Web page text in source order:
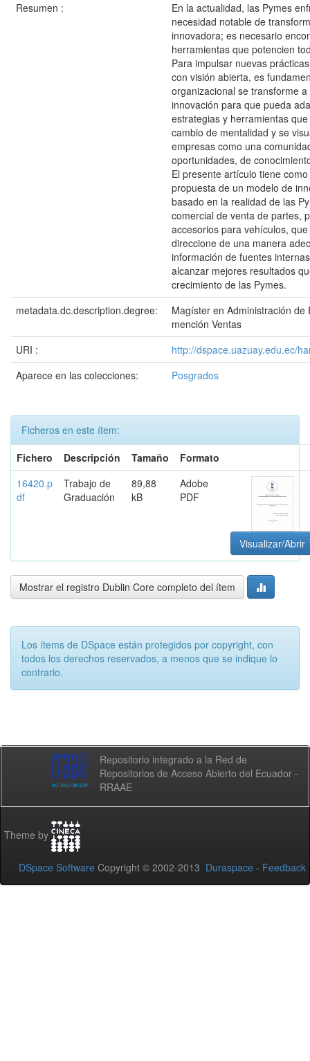
Resumen :
En la actualidad, las Pymes
necesidad notable de
innovadora; es necesario
herramientas que potencien
Para impulsar nuevas
con visión abierta, es
organizacional se transforme
innovación para que pueda
estrategias y herramientas
cambio de mentalidad y se
empresas como una
oportunidades, de
El presente artículo tiene
propuesta de un modelo de
basado en la realidad de las
comercial de venta de partes,
accesorios para vehículos,
direccione de una manera
información de fuentes
alcanzar mejores resultados
crecimiento de las Pymes.
metadata.dc.description.degree:
Magíster en Administración de
mención Ventas
URI :
http://dspace.uazuay.edu.ec/
Aparece en las colecciones:
Posgrados
Ficheros en este ítem:
Fichero
Descripción Tamaño
Formato
16420.p
df
Trabajo de
Graduación
89,88
kB
Adobe
PDF
Visualizar/Abrir
Mostrar el registro Dublin Core completo del ítem
Los ítems de DSpace están protegidos por copyright, con
todos los derechos reservados, a menos que se indique lo
contrario.
Repositorio integrado a la Red de
Repositorios de Acceso Abierto del Ecuador -
RRAAE
Theme by
DSpace Software Copyright © 2002-2013 Duraspace - Feedback